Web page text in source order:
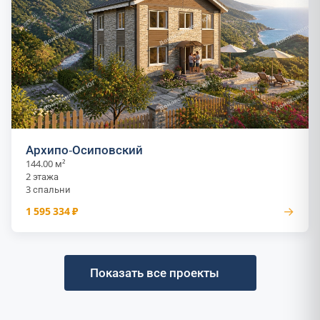
Архипо-Осиповский
144.00 м²
2 этажа
3 спальни
1 595 334 ₽ →
Показать все проекты